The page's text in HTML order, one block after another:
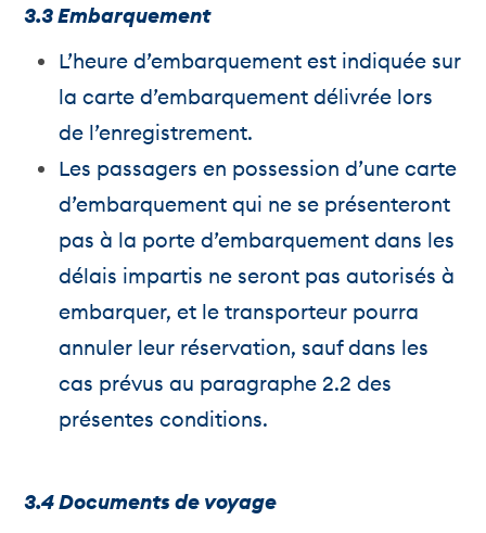
3.3 Embarquement
L’heure d’embarquement est indiquée sur
la carte d’embarquement délivrée lors
de l’enregistrement.
Les passagers en possession d’une carte
d’embarquement qui ne se présenteront
pas à la porte d’embarquement dans les
délais impartis ne seront pas autorisés à
embarquer, et le transporteur pourra
annuler leur réservation, sauf dans les
cas prévus au paragraphe 2.2 des
présentes conditions.
3.4 Documents de voyage